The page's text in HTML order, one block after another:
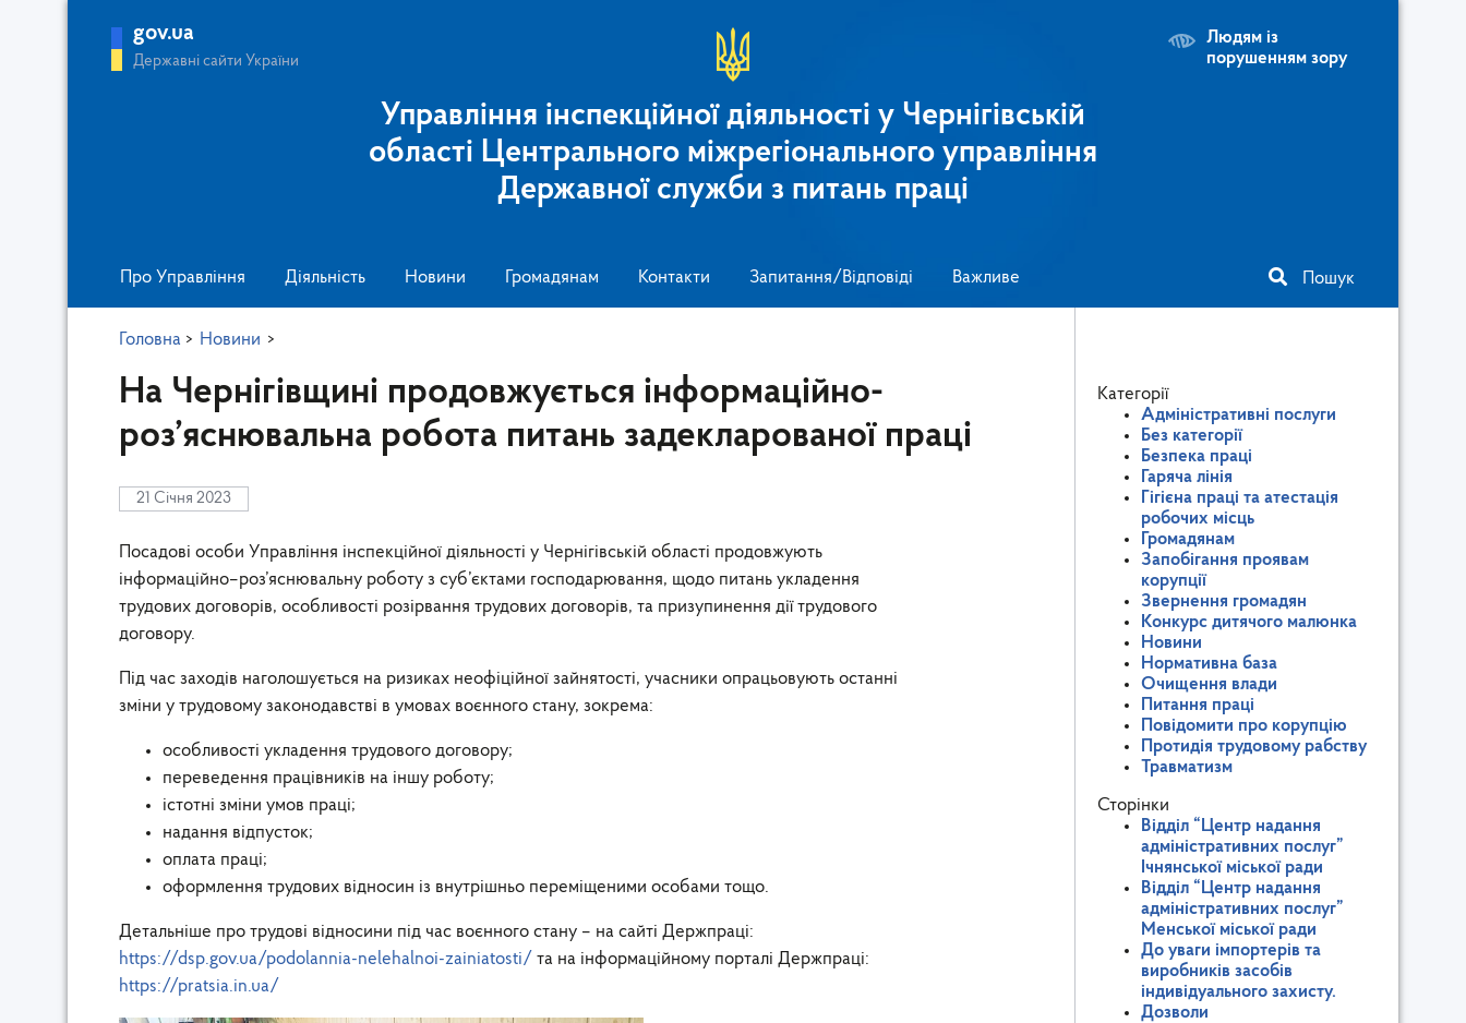
gov.ua
Державні сайти України
Людям із
порушенням зору
Управління інспекційної діяльності у Чернігівській
області Центрального міжрегіонального управління
Державної служби з питань праці
Про Управління Діяльність Новини Громадянам Контакти Запитання/Відповіді Важливе Пошук
Головна > Новини >
На Чернігівщині продовжується інформаційно-
роз’яснювальна робота питань задекларованої праці
21 Січня 2023
Посадові особи Управління інспекційної діяльності у Чернігівській області продовжують
інформаційно–роз’яснювальну роботу з суб’єктами господарювання, щодо питань укладення
трудових договорів, особливості розірвання трудових договорів, та призупинення дії трудового
договору.
Під час заходів наголошується на ризиках неофіційної зайнятості, учасники опрацьовують останні
зміни у трудовому законодавстві в умовах воєнного стану, зокрема:
особливості укладення трудового договору;
переведення працівників на іншу роботу;
істотні зміни умов праці;
надання відпусток;
оплата праці;
оформлення трудових відносин із внутрішньо переміщеними особами тощо.
Детальніше про трудові відносини під час воєнного стану – на сайті Держпраці:
https://dsp.gov.ua/podolannia-nelehalnoi-zainiatosti/ та на інформаційному порталі Держпраці:
https://pratsia.in.ua/
Категорії
Адміністративні послуги
Без категорії
Безпека праці
Гаряча лінія
Гігієна праці та атестація
робочих місць
Громадянам
Запобігання проявам
корупції
Звернення громадян
Конкурс дитячого малюнка
Новини
Нормативна база
Очищення влади
Питання праці
Повідомити про корупцію
Протидія трудовому рабству
Травматизм
Сторінки
Відділ “Центр надання
адміністративних послуг”
Ічнянської міської ради
Відділ “Центр надання
адміністративних послуг”
Менської міської ради
До уваги імпортерів та
виробників засобів
індивідуального захисту.
Дозволи